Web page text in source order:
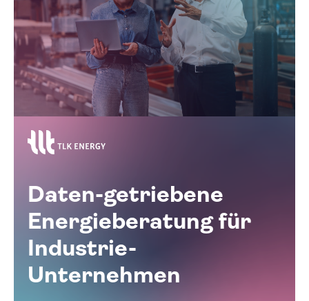
Daten-getriebene
Energie­beratung für
Industrie-
Unternehmen